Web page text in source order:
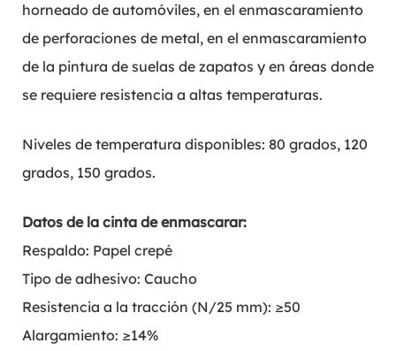
horneado de automóviles, en el enmascaramiento
de perforaciones de metal, en el enmascaramiento
de la pintura de suelas de zapatos y en áreas donde
se requiere resistencia a altas temperaturas.
Niveles de temperatura disponibles: 80 grados, 120
grados, 150 grados.
Datos de la cinta de enmascarar:
Respaldo: Papel crepé
Tipo de adhesivo: Caucho
Resistencia a la tracción (N/25 mm): ≥50
Alargamiento: ≥14%